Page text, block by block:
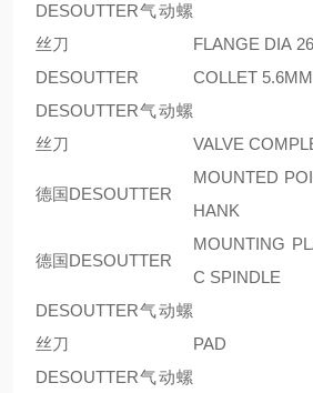
DESOUTTER气动螺
丝刀
FLANGE DIA
DESOUTTER
COLLET
DESOUTTER气动螺
丝刀
VALVE
德国DESOUTTER
MOUNTED
HANK
德国DESOUTTER
MOUNTING
C SPINDLE
DESOUTTER气动螺
丝刀
PAD
DESOUTTER气动螺